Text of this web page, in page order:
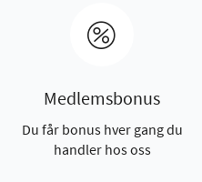
Medlemsbonus
Du får bonus hver gang du
handler hos oss